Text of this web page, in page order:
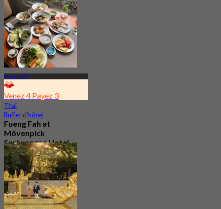
Chiang Mai
Venez 4 Payez 3
Thaï
Buffet d'hôtel
Fueng Fah at
Mövenpick
Suriwongse Hotel
(Chiang Mai)
4.4
128 Réservé
De฿ 262.5